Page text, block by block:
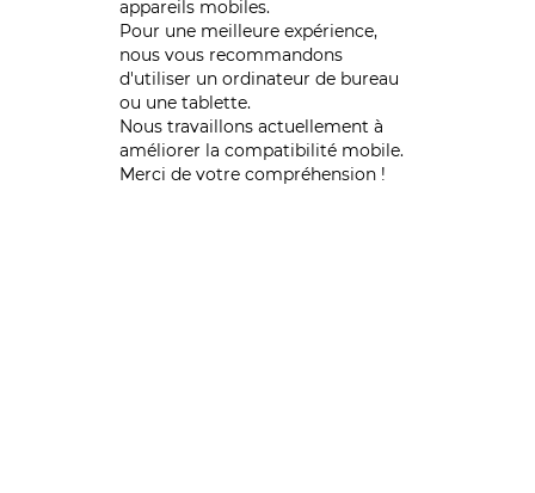
appareils mobiles.
Pour une meilleure expérience,
nous vous recommandons
d'utiliser un ordinateur de bureau
ou une tablette.
Nous travaillons actuellement à
améliorer la compatibilité mobile.
Merci de votre compréhension !